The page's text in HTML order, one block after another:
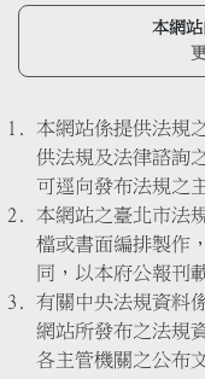
本網
本網站係提供法規
供法規及法律諮詢
可逕向發布法規之
本網站之臺北市法
檔或書面編排製作
同，以本府公報刊
有關中央法規資料
網站所發布之法規
各主管機關之公布